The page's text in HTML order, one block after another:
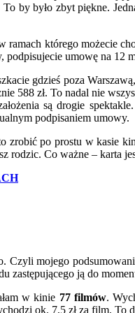
by było zbyt piękne.
ramach którego możecie
podpisujecie umowę na
gdzieś poza
588 zł. To nadal nie
są drogie
podpisaniem umowy.
zrobić po prostu w kasie
rodzic. Co ważne – karta
Czyli mojego
zastępującego ją do
w kinie 77 filmów.
ok. 7,5 zł za film. To